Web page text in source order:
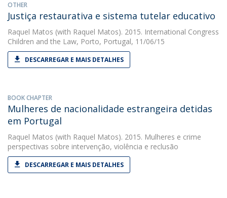
OTHER
Justiça restaurativa e sistema tutelar educativo
Raquel Matos (with Raquel Matos). 2015. International Congress
Children and the Law, Porto, Portugal, 11/06/15
DESCARREGAR E MAIS DETALHES
BOOK CHAPTER
Mulheres de nacionalidade estrangeira detidas
em Portugal
Raquel Matos (with Raquel Matos). 2015. Mulheres e crime
perspectivas sobre intervenção, violência e reclusão
DESCARREGAR E MAIS DETALHES